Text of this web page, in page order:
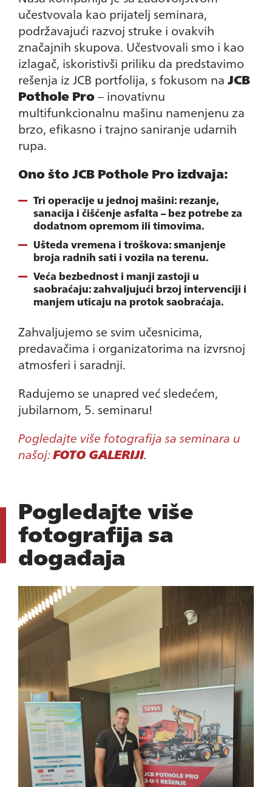
učestvovala kao prijatelj seminara,
podržavajući razvoj struke i ovakvih
značajnih skupova. Učestvovali smo i kao
izlagač, iskoristivši priliku da predstavimo
rešenja iz JCB portfolija, s fokusom na JCB
Pothole Pro– inovativnu
multifunkcionalnu mašinu namenjenu za
brzo, efikasno i trajno saniranje udarnih
rupa.
Ono što JCB Pothole Pro izdvaja:
Tri operacije u jednoj mašini: rezanje,
sanacija i čišćenje asfalta – bez potrebe za
dodatnom opremom ili timovima.
Ušteda vremena i troškova: smanjenje
broja radnih sati i vozila na terenu.
Veća bezbednost i manji zastoji u
saobraćaju: zahvaljujući brzoj intervenciji i
manjem uticaju na protok saobraćaja.
Zahvaljujemo se svim učesnicima,
predavačima i organizatorima na izvrsnoj
atmosferi i saradnji.
Radujemo se unapred već sledećem,
jubilarnom, 5. seminaru!
Pogledajte više fotografija sa seminara u
našoj:FOTO GALERIJI.
Pogledajte više
fotografija sa
događaja